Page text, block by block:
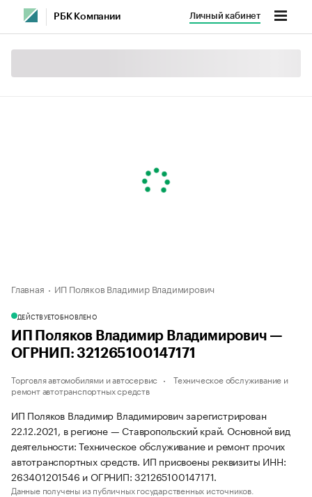
РБК Компании Личный кабинет
Главная ИП Поляков Владимир Владимирович
ДЕЙСТВУЕТОБНОВЛЕНО
ИП Поляков Владимир Владимирович —
ОГРНИП: 321265100147171
Торговля автомобилями и автосервис
Техническое обслуживание и
ремонт автотранспортных средств
ИП Поляков Владимир Владимирович зарегистрирован
22.12.2021, в регионе — Ставропольский край. Основной вид
деятельности: Техническое обслуживание и ремонт прочих
автотранспортных средств. ИП присвоены реквизиты ИНН:
263401201546 и ОГРНИП: 321265100147171.
Данные получены из публичных государственных источников.